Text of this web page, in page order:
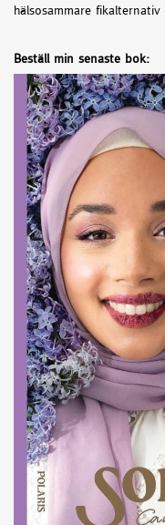
hälsosammare
Beställ min senaste bok: